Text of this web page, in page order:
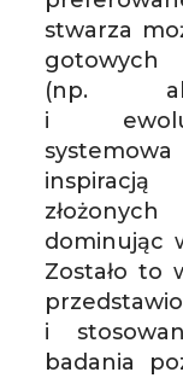
stwarza
gotowych
(np.
i
dominując
Zostało to
i
badania